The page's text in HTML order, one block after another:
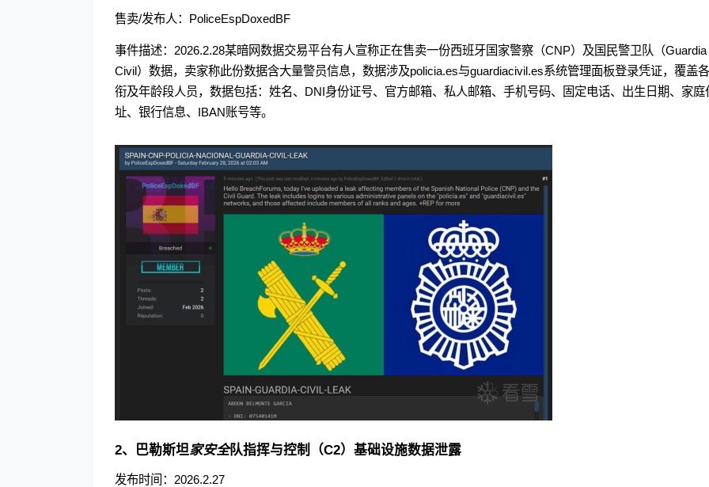
售卖/发布人：PoliceEspDoxedBF
事件描述：2026.2.28某暗网数据交易平台有人宣称正在售卖一份西班牙国家警察（CNP）及国民警卫队（Guardia
Civil）数据，卖家称此份数据含大量警员信息，数据涉及policia.es与guardiacivil.es系统管理面板登录凭证，覆盖
衔及年龄段人员，数据包括：姓名、DNI身份证号、官方邮箱、私人邮箱、手机号码、固定电话、出生日期、家庭
址、银行信息、IBAN账号等。
2、巴勒斯坦家安全队指挥与控制（C2）基础设施数据泄露
发布时间：2026.2.27